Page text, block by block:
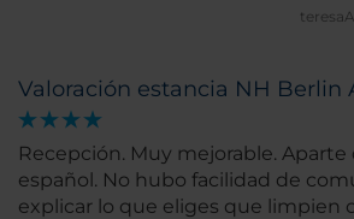
Valoración estancia NH Berlin
Recepción. Muy mejorable.
español. No hubo facilidad de
explicar lo que eliges que limpien